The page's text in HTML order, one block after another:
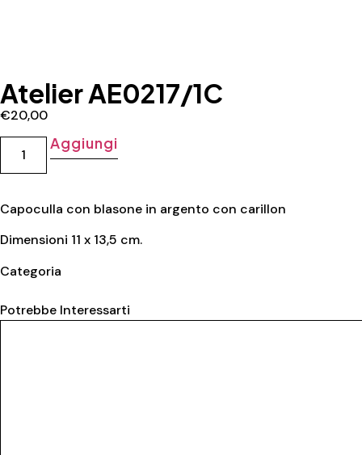
Atelier AE0217/1C
€20,00
Aggiungi
Capoculla con blasone in argento con carillon
Dimensioni 11 x 13,5 cm.
Categoria
Potrebbe Interessarti